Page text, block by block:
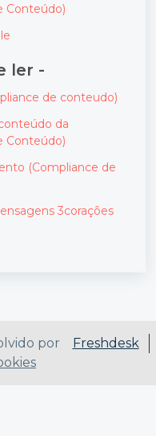
Conteúdo)
ler -
de conteudo)
da
Conteúdo)
(Compliance de
3corações
por
Freshdesk